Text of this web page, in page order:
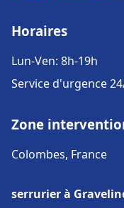
Horaires
Lun-Ven: 8h-19h
Service d'urgence
Zone
Colombes, France
serrurier à